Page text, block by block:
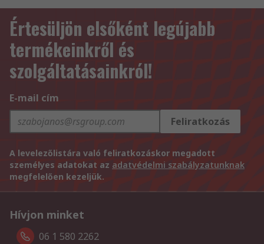
Értesüljön elsőként legújabb
termékeinkről és
szolgáltatásainkról!
E-mail cím
Feliratkozás
A levelezőlistára való feliratkozáskor megadott
személyes adatokat az adatvédelmi szabályzatunknak
megfelelően kezeljük.
Hívjon minket
06 1 580 2262